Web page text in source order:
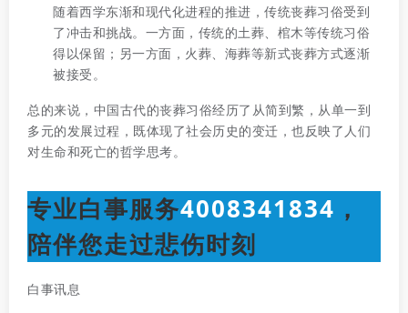
随着西学东渐和现代化进程的推进，传统丧葬习俗受到
了冲击和挑战。一方面，传统的土葬、棺木等传统习俗
得以保留；另一方面，火葬、海葬等新式丧葬方式逐渐
被接受。
总的来说，中国古代的丧葬习俗经历了从简到繁，从单一到
多元的发展过程，既体现了社会历史的变迁，也反映了人们
对生命和死亡的哲学思考。
专业白事服务4008341834 ，
陪伴您走过悲伤时刻
白事讯息